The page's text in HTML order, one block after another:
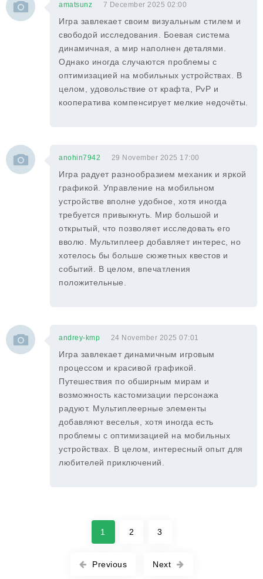
amatsunz 7 December 2025 02:00
Игра завлекает своим визуальным стилем и
свободой исследования. Боевая система
динамичная, а мир наполнен деталями.
Однако иногда случаются проблемы с
оптимизацией на мобильных устройствах. В
целом, удовольствие от крафта, PvP и
кооператива компенсирует мелкие недочёты.
anohin7942 29 November 2025 17:00
Игра радует разнообразием механик и яркой
графикой. Управление на мобильном
устройстве вполне удобное, хотя иногда
требуется привыкнуть. Мир большой и
открытый, что позволяет исследовать его
вволю. Мультиплеер добавляет интерес, но
хотелось бы больше сюжетных квестов и
событий. В целом, впечатления
положительные.
andrey-kmp 24 November 2025 07:01
Игра завлекает динамичным игровым
процессом и красивой графикой.
Путешествия по обширным мирам и
возможность кастомизации персонажа
радуют. Мультиплеерные элементы
добавляют веселья, хотя иногда есть
проблемы с оптимизацией на мобильных
устройствах. В целом, интересный опыт для
любителей приключений.
Previous
1 2 3
Next